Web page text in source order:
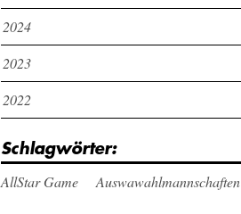
2024
2023
2022
Schlagwörter:
AllStar Game Auswawahlmannschaften